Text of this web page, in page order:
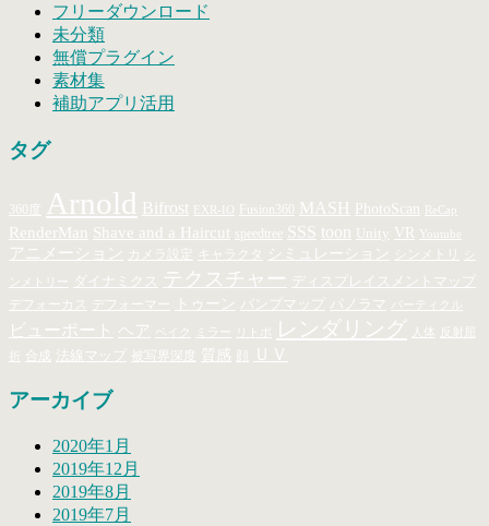
フリーダウンロード
未分類
無償プラグイン
素材集
補助アプリ活用
タグ
360度 Arnold Bifrost EXR-IO Fusion360 MASH PhotoScan ReCap
RenderMan Shave and a Haircut speedtree SSS toon Unity VR Youtube
アニメーション カメラ設定 キャラクタ シミュレーション シンメトリ
ンメトリー ダイナミクス テクスチャー ディスプレイスメントマップ
デフォーカス デフォーマー トゥーン バンプマップ パノラマ パーティクル
ビューポート ヘア ベイク ミラー レンダリング 人体
反射屈
折
合成 法線マップ 被写界深度 質感 ＵＶ
アーカイブ
2020年1月
2019年12月
2019年8月
2019年7月